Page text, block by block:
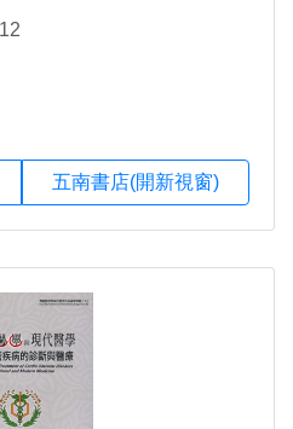
五南書店(開新視窗)